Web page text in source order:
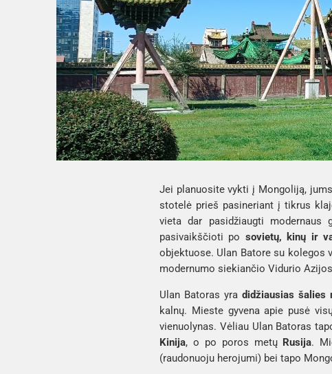
Jei planuosite vykti į Mongoliją,
stotelė prieš pasineriant į tikrus
vieta dar pasidžiaugti modernaus
pasivaikščioti po sovietų, kinų ir
objektuose. Ulan Batore su kolegos
modernumo siekiančio Vidurio
Ulan Batoras yra didžiausias šalies
kalnų. Mieste gyvena apie pusė
vienuolynas. Vėliau Ulan Batoras
Kinija, o po poros metų Rusija.
(raudonuoju herojumi) bei tapo